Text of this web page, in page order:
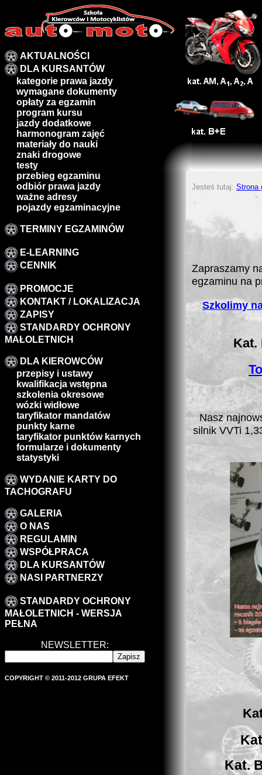
AKTUALNOŚCI
DLA KURSANTÓW
kategorie prawa jazdy
wymagane dokumenty
opłaty za egzamin
program kursu
jazdy dodatkowe
harmonogram zajęć
materiały do nauki
znaki drogowe
testy
przebieg egzaminu
odbiór prawa jazdy
ważne adresy
pojazdy egzaminacyjne
TERMINY EGZAMINÓW
E-LEARNING
CENNIK
PROMOCJE
KONTAKT / LOKALIZACJA
ZAPISY
STANDARDY OCHRONY
MAŁOLETNICH
DLA KIEROWCÓW
przepisy i ustawy
kwalifikacja wstępna
szkolenia okresowe
wózki widłowe
taryfikator mandatów
punkty karne
taryfikator punktów karnych
formularze i dokumenty
statystyki
WYDANIE KARTY DO
TACHOGRAFU
GALERIA
O NAS
REGULAMIN
WSPÓŁPRACA
DLA KURSANTÓW
NASI PARTNERZY
STANDARDY OCHRONY
MAŁOLETNICH - WERSJA
PEŁNA
NEWSLETTER:
COPYRIGHT © 2011-2012 GRUPA EFEKT
Jesteś tutaj: Strona
Zapraszamy
egzaminu na
Szkolimy
Kat.
Nasz
silnik VVTi
Kat.